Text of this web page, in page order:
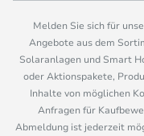
Melden Sie sich für
Angebote aus dem
Solaranlagen und Smart
oder Aktionspakete,
Inhalte von möglichen
Anfragen für
Abmeldung ist jederzeit